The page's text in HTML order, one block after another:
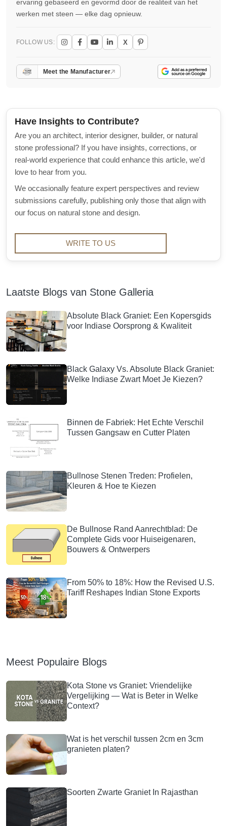
ervaring gebaseerd en gevormd door de realiteit van het
werken met steen — elke dag opnieuw.
FOLLOW US: X
Meet the Manufacturer
Have Insights to Contribute?
Are you an architect, interior designer, builder, or natural
stone professional? If you have insights, corrections, or
real-world experience that could enhance this article, we'd
love to hear from you.
We occasionally feature expert perspectives and review
submissions carefully, publishing only those that align with
our focus on natural stone and design.
WRITE TO US
Laatste Blogs van Stone Galleria
Absolute Black Graniet: Een Kopersgids
voor Indiase Oorsprong & Kwaliteit
Black Galaxy Vs. Absolute Black Graniet:
Welke Indiase Zwart Moet Je Kiezen?
Binnen de Fabriek: Het Echte Verschil
Tussen Gangsaw en Cutter Platen
Bullnose Stenen Treden: Profielen,
Kleuren & Hoe te Kiezen
De Bullnose Rand Aanrechtblad: De
Complete Gids voor Huiseigenaren,
Bouwers & Ontwerpers
From 50% to 18%: How the Revised U.S.
Tariff Reshapes Indian Stone Exports
Meest Populaire Blogs
Kota Stone vs Graniet: Vriendelijke
Vergelijking — Wat is Beter in Welke
Context?
Wat is het verschil tussen 2cm en 3cm
granieten platen?
Soorten Zwarte Graniet In Rajasthan